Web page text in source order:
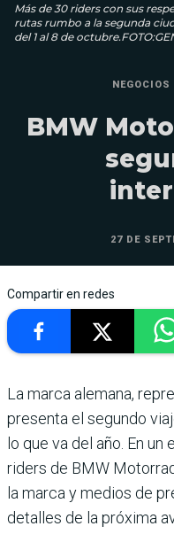
Más de 30 riders con sus
rutas rumbo a la segunda
del 1 al 8 de
BMW
27 DE
Compartir en redes
La marca alemana,
pre­senta el segundo
lo que va del año. En
riders de BMW
la marca y medios de
detalles de la próxima